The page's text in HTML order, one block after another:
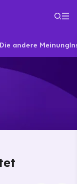
Die andere Meinung